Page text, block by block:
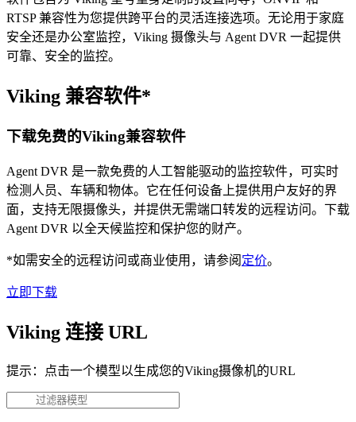
RTSP 兼容性为您提供跨平台的灵活连接选项。无论用于家庭
安全还是办公室监控，Viking 摄像头与 Agent DVR 一起提供
可靠、安全的监控。
Viking 兼容软件*
下载免费的Viking兼容软件
Agent DVR 是一款免费的人工智能驱动的监控软件，可实时
检测人员、车辆和物体。它在任何设备上提供用户友好的界
面，支持无限摄像头，并提供无需端口转发的远程访问。下载
Agent DVR 以全天候监控和保护您的财产。
*如需安全的远程访问或商业使用，请参阅 定价。
立即下载
Viking 连接 URL
提示：点击一个模型以生成您的Viking摄像机的URL